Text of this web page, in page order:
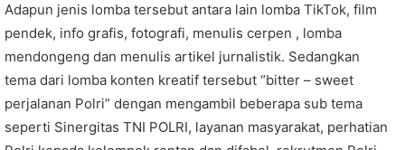
Adapun jenis lomba tersebut antara lain lomba TikTok, film
pendek, info grafis, fotografi, menulis cerpen , lomba
mendongeng dan menulis artikel jurnalistik. Sedangkan
tema dari lomba konten kreatif tersebut “bitter – sweet
perjalanan Polri” dengan mengambil beberapa sub tema
seperti Sinergitas TNI POLRI, layanan masyarakat, perhatian